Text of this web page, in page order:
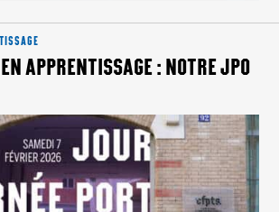
APPRENTISSAGE : NOTRE JPO